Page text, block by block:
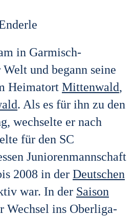
in Garmisch-
und begann seine
Heimatort Mittenwald,
. Als es für ihn zu den
wechselte er nach
für den SC
Juniorenmannschaft
2008 in der Deutschen
war. In der Saison
Wechsel ins Oberliga-